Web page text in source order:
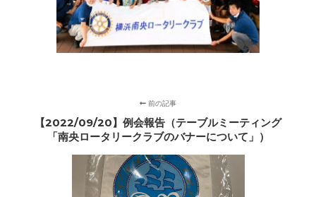
前の記事
【2022/09/20】例会報告（テーブルミーティング
「南央ロータリークラブのバナーについて」）